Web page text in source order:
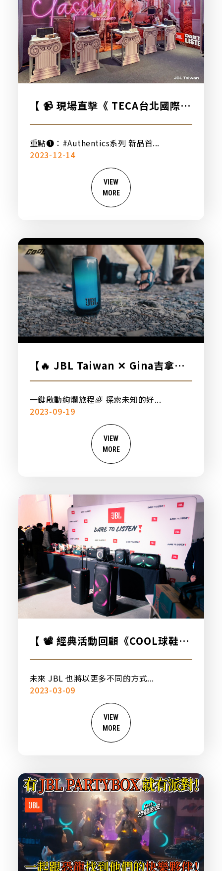
【 📹 現場直擊《 TECA台北國際音
響展 》🔥 】
重點➊：#Authentics系列 新品首...
2023-12-14
VIEW
MORE
【🔥 JBL Taiwan ✕ Gina吉拿棒
🔥】
一鍵啟動絢爛旅程🌈 探索未知的好...
2023-09-19
VIEW
MORE
【 📽️ 經典活動回顧《COOL球鞋市
集》🔥 】
未來 JBL 也將以更多不同的方式...
2023-03-09
VIEW
MORE